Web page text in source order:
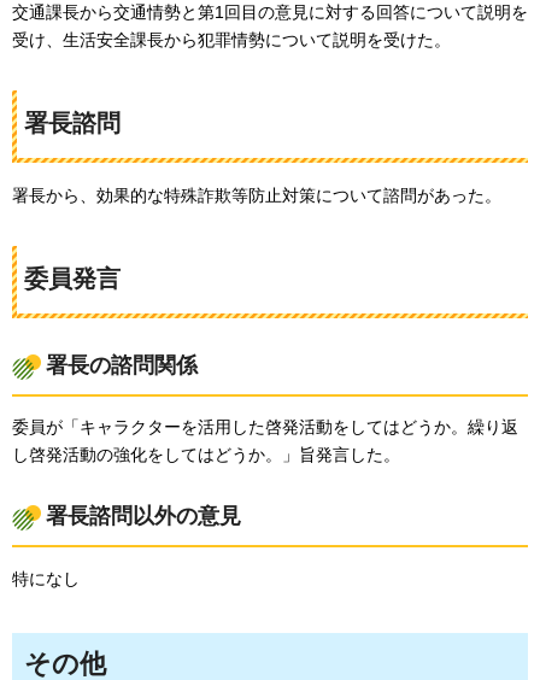
交通課長から交通情勢と第1回目の意見に対する回答について説明を
受け、生活安全課長から犯罪情勢について説明を受けた。
署長諮問
署長から、効果的な特殊詐欺等防止対策について諮問があった。
委員発言
署長の諮問関係
委員が「キャラクターを活用した啓発活動をしてはどうか。繰り返
し啓発活動の強化をしてはどうか。」旨発言した。
署長諮問以外の意見
特になし
その他